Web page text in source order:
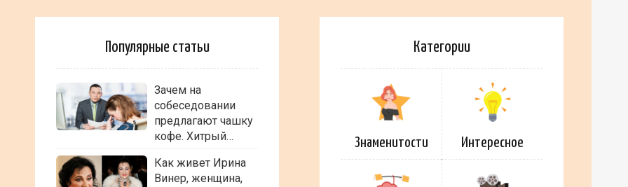
Популярные статьи
Зачем на
собеседовании
предлагают чашку
кофе. Хитрый…
Как живет Ирина
Винер, женщина,
Категории
Знаменитости Интересное